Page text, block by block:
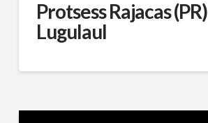
Protsess Rajacas (PR)
Lugulaul